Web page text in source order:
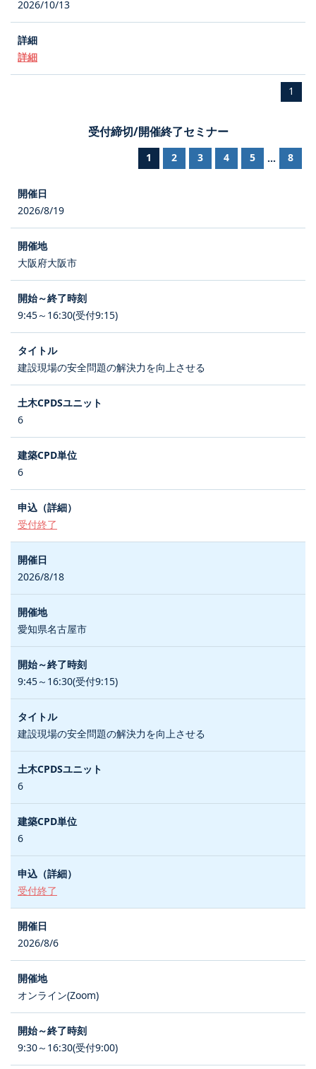
2026/10/13
詳細
1
受付締切/開催終了セミナー
1 2 3 4 5 ... 8
2026/8/19
大阪府大阪市
9:45～16:30(受付9:15)
建設現場の安全問題の解決力を向上させる
6
6
受付終了
2026/8/18
愛知県名古屋市
9:45～16:30(受付9:15)
建設現場の安全問題の解決力を向上させる
6
6
受付終了
2026/8/6
オンライン(Zoom)
9:30～16:30(受付9:00)